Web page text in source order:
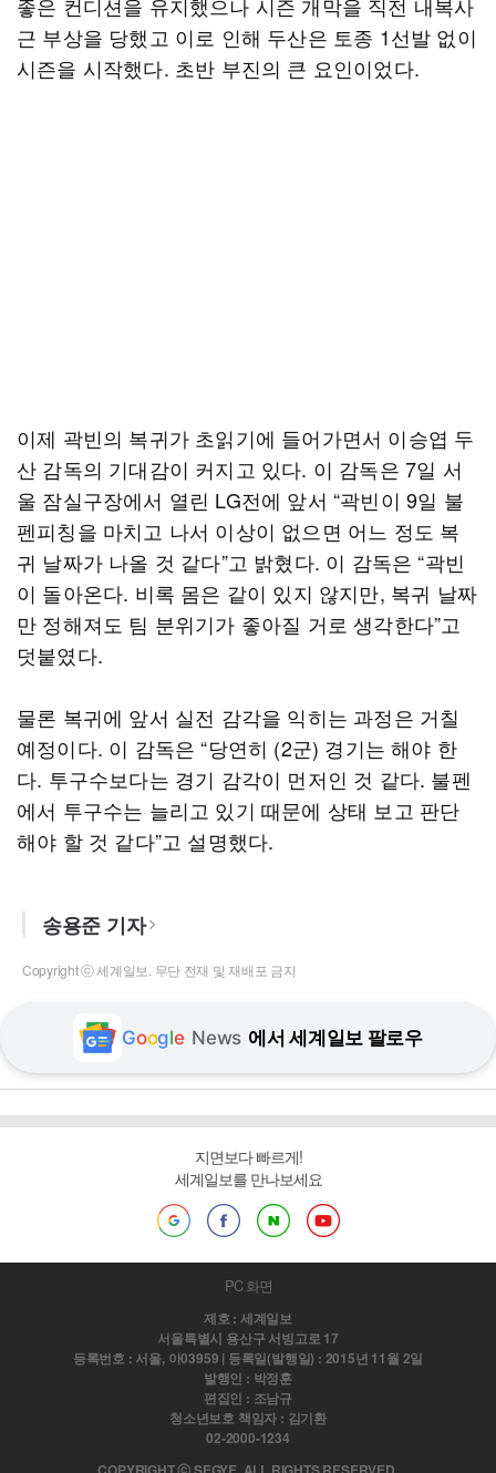
근 부상을 당했고 이로 인해 두산은 토종 1선발 없이
시즌을 시작했다. 초반 부진의 큰 요인이었다.
이제 곽빈의 복귀가 초읽기에 들어가면서 이승엽 두
산 감독의 기대감이 커지고 있다. 이 감독은 7일 서
울 잠실구장에서 열린 LG전에 앞서 “곽빈이 9일 불
펜피칭을 마치고 나서 이상이 없으면 어느 정도 복
귀 날짜가 나올 것 같다”고 밝혔다. 이 감독은 “곽빈
이 돌아온다. 비록 몸은 같이 있지 않지만, 복귀 날짜
만 정해져도 팀 분위기가 좋아질 거로 생각한다”고
덧붙였다.
물론 복귀에 앞서 실전 감각을 익히는 과정은 거칠
예정이다. 이 감독은 “당연히 (2군) 경기는 해야 한
다. 투구수보다는 경기 감각이 먼저인 것 같다. 불펜
에서 투구수는 늘리고 있기 때문에 상태 보고 판단
해야 할 것 같다”고 설명했다.
송용준 기자
Copyright ⓒ 세계일보. 무단 전재 및 재배포 금지
Google News 에서 세계일보 팔로우
지면보다 빠르게!
세계일보를 만나보세요
PC 화면
제호 : 세계일보
서울특별시 용산구 서빙고로 17
등록번호 : 서울, 아03959 | 등록일(발행일) : 2015년 11월 2일
발행인 : 박정훈
편집인 : 조남규
청소년보호 책임자 : 김기환
02-2000-1234